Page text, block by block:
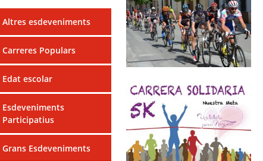
Altres esdeveniments
Carreres Populars
Edat escolar
Esdeveniments
Participatius
Grans Esdeveniments